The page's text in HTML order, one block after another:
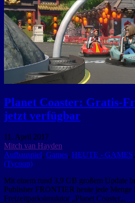
Planet Coaster: Gratis-
jetzt verfügbar
11. April 2017
Mitch van Hayden
Aufbauspiel, Games, HEUTE - GAMES,
(Tycoon)
Mit einem rund 3,9 GB großem Update
Publisher FRONTIER heute jede Menge
Freizeitparksimulator „Planet Coaster„.